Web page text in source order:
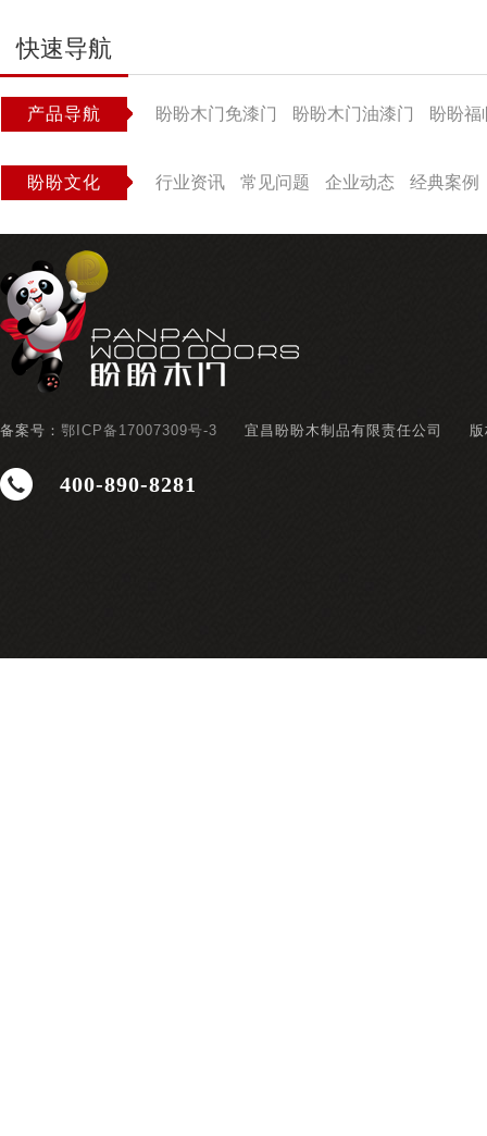
快速导航
产品导航 盼盼木门免漆门 盼盼木门油漆门 盼盼福
盼盼文化 行业资讯 常见问题 企业动态 经典案例
备案号： 鄂ICP备17007309号-3 宜昌盼盼木制品有限责任公司
400-890-8281